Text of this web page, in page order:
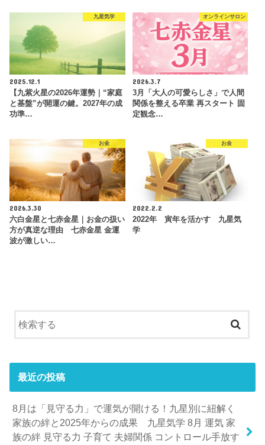
九星気学
2025.12.1
【九紫火星の2026年運勢｜“家庭
と基盤”が開運の鍵。2027年の成
功準…
オンラインサロン
2026.3.7
3月「大人の可愛らしさ」で人間
関係を整える卒業 再スタート 固
定観念…
お金
2026.3.30
六白金星と七赤金星｜お金の扱い
方が真逆な理由 七赤金星 金運
波が激しい…
お金
2022.2.2
2022年 寅年を活かす 九星気
学
最近の投稿
8月は「見守る力」で運気が開ける！九星別に紐解く
家族の絆と2025年からの成果 九星気学 8月 運気 家
族の絆 見守る力 子育て 夫婦関係 コントロール手放す